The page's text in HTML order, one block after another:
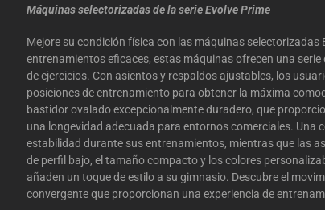
Máquinas selectorizadas de la serie Evolve Prime
Mejore su condición física con las máquinas selectorizadas
entrenamientos eficaces, estas máquinas ofrecen una
de ejercicios. Con asientos y respaldos ajustables, los
posiciones de entrenamiento para obtener la máxima
bastidor ovalado excepcionalmente duradero, que
una longevidad adecuada para entornos comerciales. Una
estabilidad durante sus entrenamientos, mientras que las
de perfil bajo, el tamaño compacto y los colores
añaden un toque de estilo a su gimnasio. Descubre el
convergente que proporcionan una experiencia de